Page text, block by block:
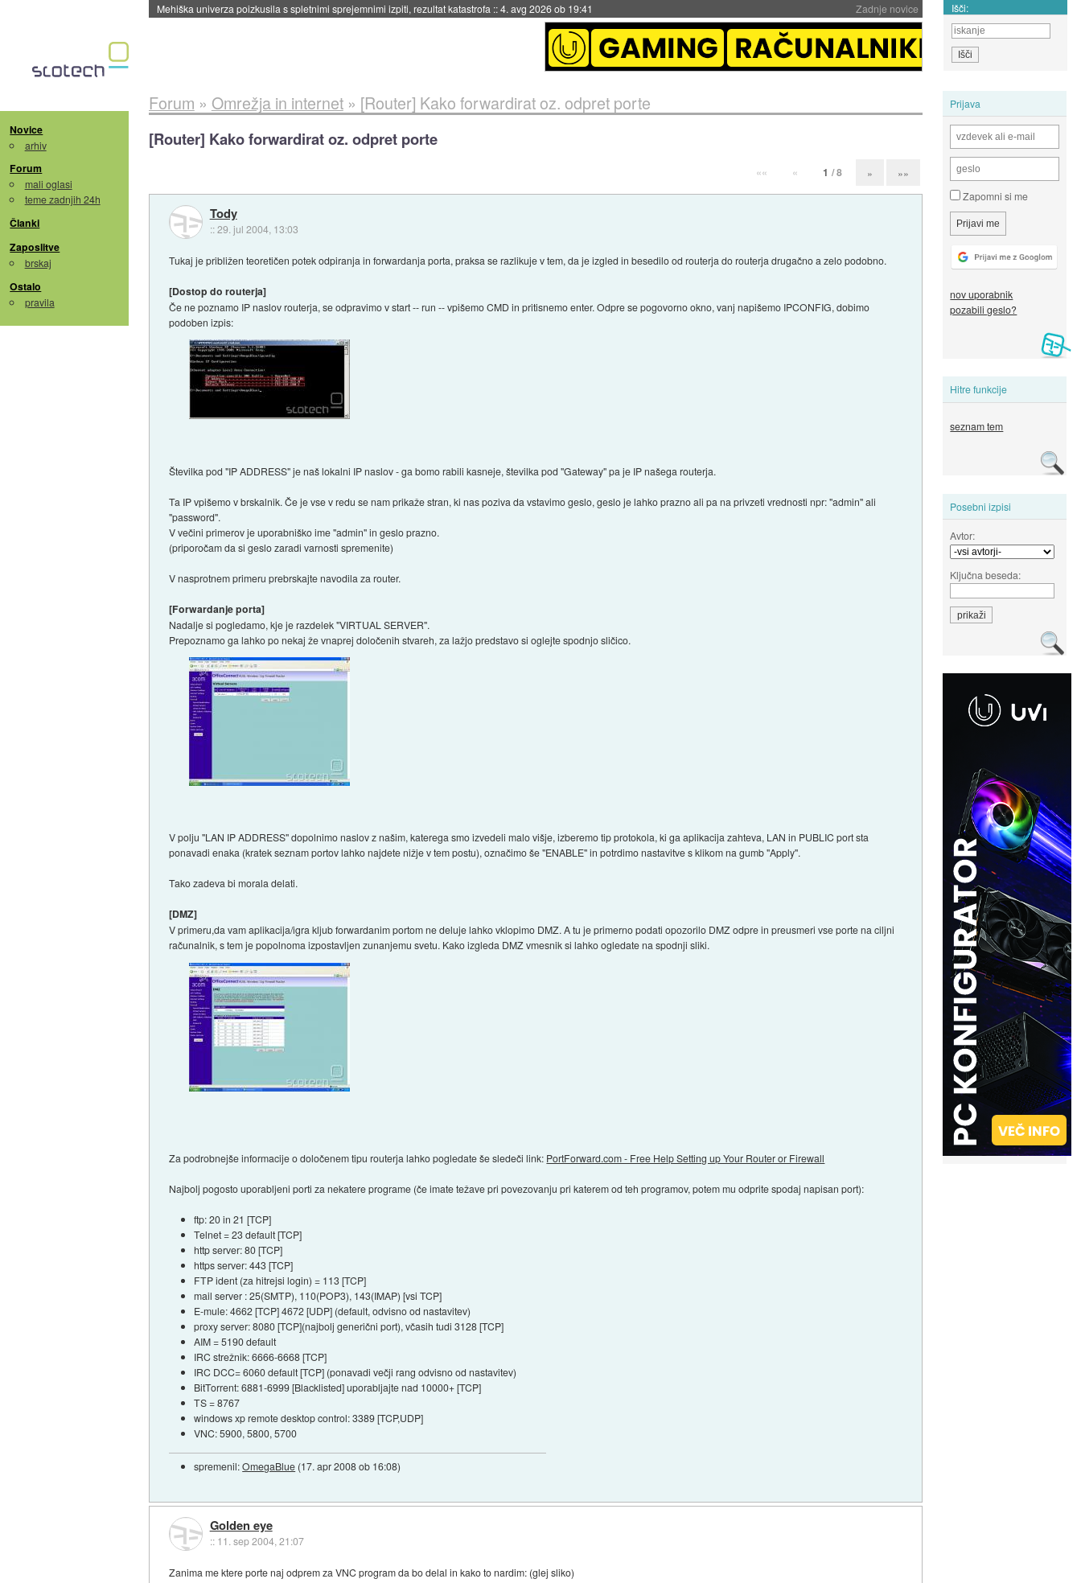
Zadnje novice
Mehiška univerza poizkusila s spletnimi sprejemnimi izpiti, rezultat katastrofa ::4. avg 2026 ob 19:41 Išči:
Novice
arhiv
Forum
mali oglasi
teme zadnjih 24h
Članki
Zaposlitve
brskaj
Ostalo
pravila
Prijava
Zapomni si me
nov uporabnik
pozabili geslo?
Hitre funkcije
seznam tem
Posebni izpisi
Avtor:
Ključna beseda:
Forum » Omrežja in internet» [Router] Kako forwardirat oz. odpret porte
[Router] Kako forwardirat oz. odpret porte
«« « 1 / 8 » »»
Tody
::29. jul 2004, 13:03
Tukaj je približen teoretičen potek odpiranja in forwardanja porta, praksa se razlikuje v tem, da je izgled in besedilo od routerja do routerja drugačno a zelo podobno.
[Dostop do routerja]
Če ne poznamo IP naslov routerja, se odpravimo v start -- run -- vpišemo CMD in pritisnemo enter. Odpre se pogovorno okno, vanj napišemo IPCONFIG, dobimo
podoben izpis:
Številka pod "IP ADDRESS" je naš lokalni IP naslov - ga bomo rabili kasneje, številka pod "Gateway" pa je IP našega routerja.
Ta IP vpišemo v brskalnik. Če je vse v redu se nam prikaže stran, ki nas poziva da vstavimo geslo, geslo je lahko prazno ali pa na privzeti vrednosti npr: "admin" ali
"password".
V večini primerov je uporabniško ime "admin" in geslo prazno.
(priporočam da si geslo zaradi varnosti spremenite)
V nasprotnem primeru prebrskajte navodila za router.
[Forwardanje porta]
Nadalje si pogledamo, kje je razdelek "VIRTUAL SERVER".
Prepoznamo ga lahko po nekaj že vnaprej določenih stvareh, za lažjo predstavo si oglejte spodnjo sličico.
V polju "LAN IP ADDRESS" dopolnimo naslov z našim, katerega smo izvedeli malo višje, izberemo tip protokola, ki ga aplikacija zahteva, LAN in PUBLIC port sta
ponavadi enaka (kratek seznam portov lahko najdete nižje v tem postu), označimo še "ENABLE" in potrdimo nastavitve s klikom na gumb "Apply".
Tako zadeva bi morala delati.
[DMZ]
V primeru,da vam aplikacija/igra kljub forwardanim portom ne deluje lahko vklopimo DMZ. A tu je primerno podati opozorilo DMZ odpre in preusmeri vse porte na ciljni
računalnik, s tem je popolnoma izpostavljen zunanjemu svetu. Kako izgleda DMZ vmesnik si lahko ogledate na spodnji sliki.
Za podrobnejše informacije o določenem tipu routerja lahko pogledate še sledeči link: PortForward.com - Free Help Setting up Your Router or Firewall
Najbolj pogosto uporabljeni porti za nekatere programe (če imate težave pri povezovanju pri katerem od teh programov, potem mu odprite spodaj napisan port):
ftp: 20 in 21 [TCP]
Telnet = 23 default [TCP]
http server: 80 [TCP]
https server: 443 [TCP]
FTP ident (za hitrejsi login) = 113 [TCP]
mail server : 25(SMTP), 110(POP3), 143(IMAP) [vsi TCP]
E-mule: 4662 [TCP] 4672 [UDP] (default, odvisno od nastavitev)
proxy server: 8080 [TCP](najbolj generični port), včasih tudi 3128 [TCP]
AIM = 5190 default
IRC strežnik: 6666-6668 [TCP]
IRC DCC= 6060 default [TCP] (ponavadi večji rang odvisno od nastavitev)
BitTorrent: 6881-6999 [Blacklisted] uporabljajte nad 10000+ [TCP]
TS = 8767
windows xp remote desktop control: 3389 [TCP,UDP]
VNC: 5900, 5800, 5700
spremenil:OmegaBlue (17. apr 2008 ob 16:08)
Golden eye
:: 11. sep 2004, 21:07
Zanima me ktere porte naj odprem za VNC program da bo delal in kako to nardim: (glej sliko)